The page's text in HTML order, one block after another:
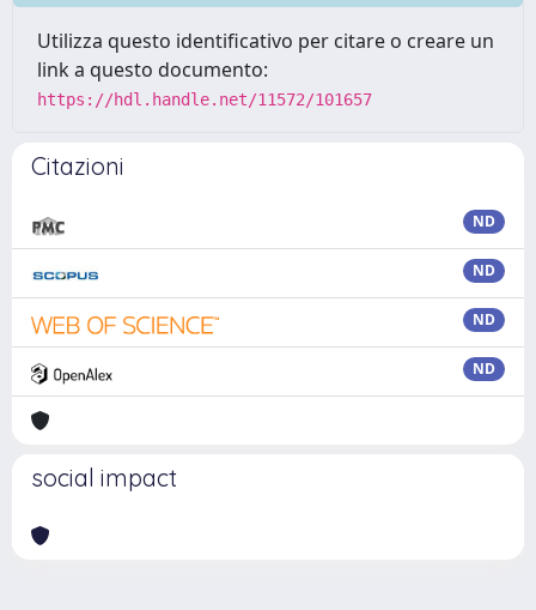
Utilizza questo identificativo per citare o creare un
link a questo documento:
https://hdl.handle.net/11572/101657
Citazioni
ND
ND
ND
ND
social impact